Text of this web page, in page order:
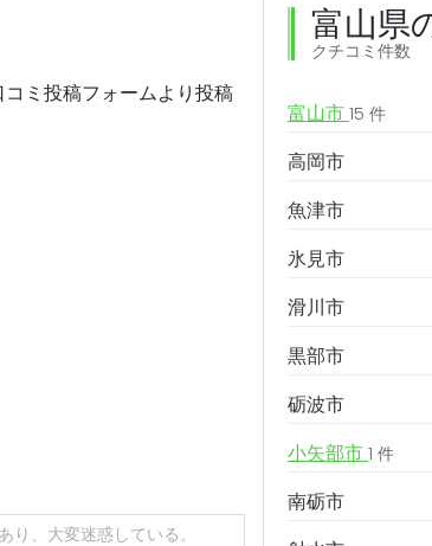
ミ投稿フォームより投稿
富山県
クチコミ件数
富山市 15 件
高岡市
魚津市
氷見市
滑川市
黒部市
砺波市
小矢部市 1 件
南砺市